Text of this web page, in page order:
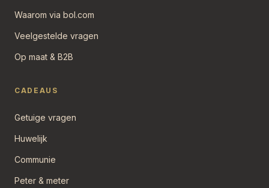
Waarom via bol.com
Veelgestelde vragen
Op maat & B2B
CADEAUS
Getuige vragen
Huwelijk
Communie
Peter & meter